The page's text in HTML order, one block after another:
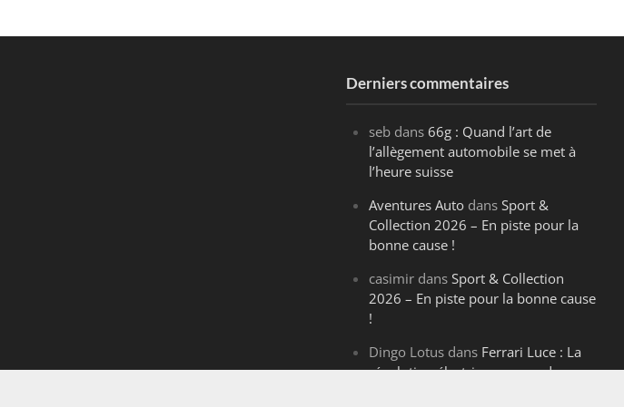
Derniers commentaires
seb dans66g : Quand l’art de
l’allègement automobile se met à
l’heure suisse
Aventures Auto dansSport &
Collection 2026 – En piste pour la
bonne cause !
casimir dansSport & Collection
2026 – En piste pour la bonne cause
!
Dingo Lotus dans Ferrari Luce : La
révolution électrique venue de